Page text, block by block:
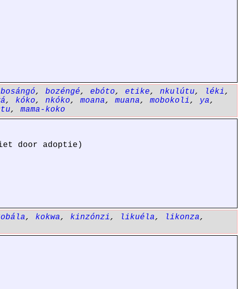
bosángó, bozéngé, ebóto, etike, nkulútu, léki,
, kóko, nkóko, moana, muana, mobokoli, ya,
, mama-koko
door adoptie)
, kokwa, kinzónzi, likuéla, likonza,